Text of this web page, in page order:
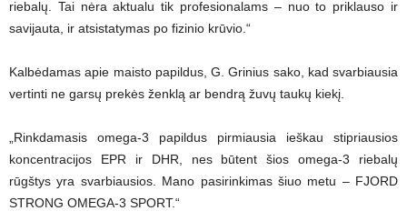
riebalų. Tai nėra aktualu tik profesionalams – nuo to priklauso ir
savijauta, ir atsistatymas po fizinio krūvio.“
Kalbėdamas apie maisto papildus, G. Grinius sako, kad svarbiausia
vertinti ne garsų prekės ženklą ar bendrą žuvų taukų kiekį.
„Rinkdamasis omega-3 papildus pirmiausia ieškau stipriausios
koncentracijos EPR ir DHR, nes būtent šios omega-3 riebalų
rūgštys yra svarbiausios. Mano pasirinkimas šiuo metu – FJORD
STRONG OMEGA-3 SPORT.“